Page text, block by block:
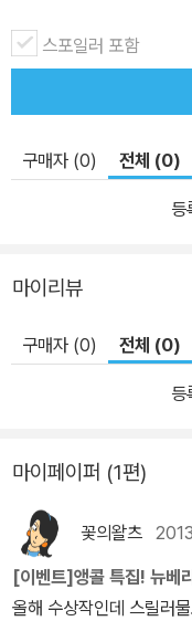
스포일러 포함
구매자 (0) 전체 (0)
등
마이리뷰
구매자 (0) 전체 (0)
등
마이페이퍼 (1편)
꽃의왈츠
[이벤트]앵콜 특집! 뉴베
올해 수상작인데 스릴러